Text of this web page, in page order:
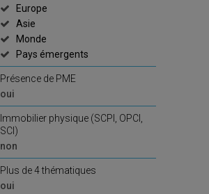
Europe
Asie
Monde
Pays émergents
Présence de PME
oui
Immobilier physique (SCPI, OPCI,
SCI)
non
Plus de 4 thématiques
oui